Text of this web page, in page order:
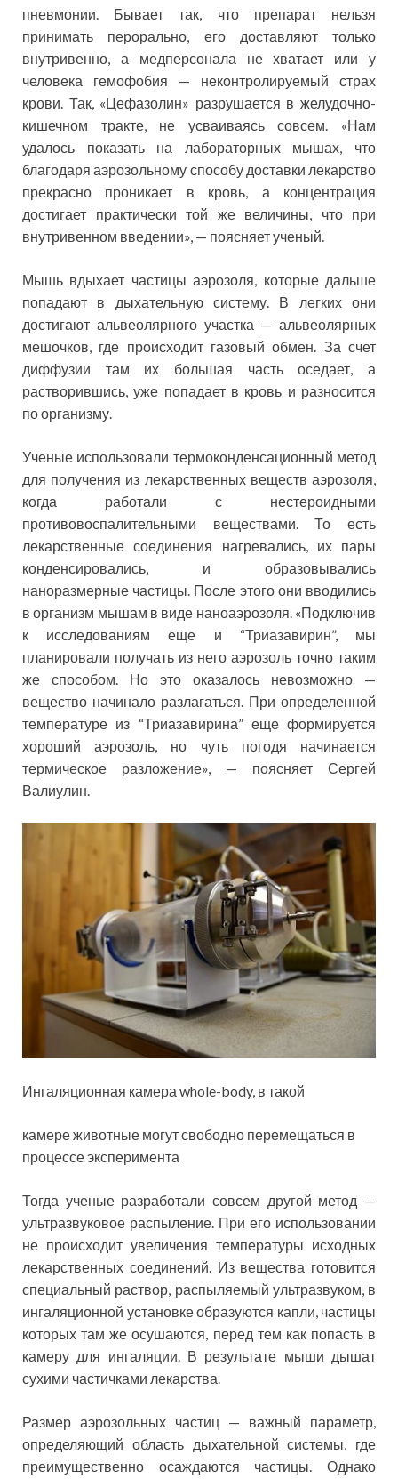
пневмонии. Бывает так, что препарат нельзя
принимать перорально, его доставляют только
внутривенно, а медперсонала не хватает или у
человека гемофобия — неконтролируемый страх
крови. Так, «Цефазолин» разрушается в желудочно-
кишечном тракте, не усваиваясь совсем. «Нам
удалось показать на лабораторных мышах, что
благодаря аэрозольному способу доставки лекарство
прекрасно проникает в кровь, а концентрация
достигает практически той же величины, что при
внутривенном введении», — поясняет ученый.
Мышь вдыхает частицы аэрозоля, которые дальше
попадают в дыхательную систему. В легких они
достигают альвеолярного участка — альвеолярных
мешочков, где происходит газовый обмен. За счет
диффузии там их большая часть оседает, а
растворившись, уже попадает в кровь и разносится
по организму.
Ученые использовали термоконденсационный метод
для получения из лекарственных веществ аэрозоля,
когда работали с нестероидными
противовоспалительными веществами. То есть
лекарственные соединения нагревались, их пары
конденсировались, и образовывались
наноразмерные частицы. После этого они вводились
в организм мышам в виде наноаэрозоля. «Подключив
к исследованиям еще и “Триазавирин”, мы
планировали получать из него аэрозоль точно таким
же способом. Но это оказалось невозможно —
вещество начинало разлагаться. При определенной
температуре из “Триазавирина” еще формируется
хороший аэрозоль, но чуть погодя начинается
термическое разложение», — поясняет Сергей
Валиулин.
Ингаляционная камера whole-body, в такой
камере животные могут свободно перемещаться в
процессе эксперимента
Тогда ученые разработали совсем другой метод —
ультразвуковое распыление. При его использовании
не происходит увеличения температуры исходных
лекарственных соединений. Из вещества готовится
специальный раствор, распыляемый ультразвуком, в
ингаляционной установке образуются капли, частицы
которых там же осушаются, перед тем как попасть в
камеру для ингаляции. В результате мыши дышат
сухими частичками лекарства.
Размер аэрозольных частиц — важный параметр,
определяющий область дыхательной системы, где
преимущественно осаждаются частицы. Однако